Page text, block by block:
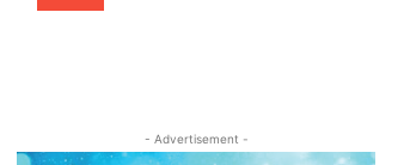
- Advertisement -